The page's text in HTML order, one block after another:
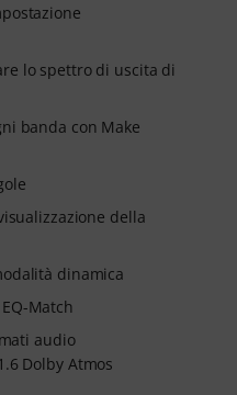
lo spettro di uscita di
banda con Make
della
dinamica
Match
audio
Dolby Atmos